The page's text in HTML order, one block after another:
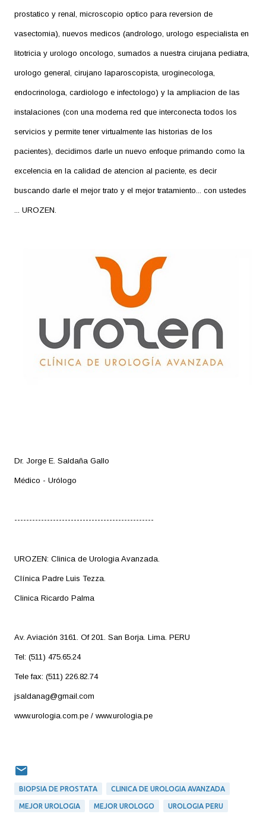
prostatico y renal, microscopio optico para reversion de
vasectomia), nuevos medicos (andrologo, urologo especialista en
litotricia y urologo oncologo, sumados a nuestra cirujana pediatra,
urologo general, cirujano laparoscopista, uroginecologa,
endocrinologa, cardiologo e infectologo) y la ampliacion de las
instalaciones (con una moderna red que interconecta todos los
servicios y permite tener virtualmente las historias de los
pacientes), decidimos darle un nuevo enfoque primando como la
excelencia en la calidad de atencion al paciente, es decir
buscando darle el mejor trato y el mejor tratamiento... con ustedes
... UROZEN.
Dr. Jorge E. Saldaña Gallo
Médico - Urólogo
-----------------------------------------------
UROZEN: Clinica de Urologia Avanzada.
Clínica Padre Luis Tezza.
Clinica Ricardo Palma
Av. Aviación 3161. Of 201. San Borja. Lima. PERU
Tel: (511) 475.65.24
Tele fax: (511) 226.82.74
jsaldanag@gmail.com
www.urologia.com.pe / www.urologia.pe
BIOPSIA DE PROSTATA CLINICA DE UROLOGIA AVANZADA
MEJOR UROLOGIA MEJOR UROLOGO UROLOGIA PERU